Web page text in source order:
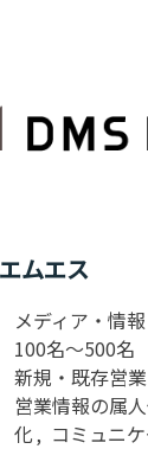
ムエス
メディア・情報
100名〜500名
新規・既存営業
営業情報の属
化
コミュニ